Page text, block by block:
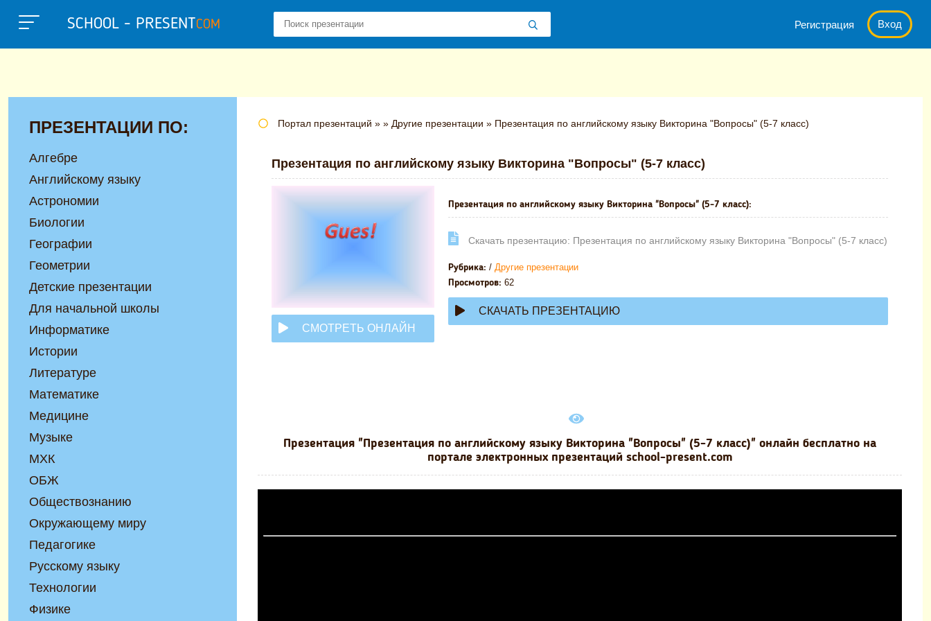
SCHOOL - PRESENTCOM Регистрация Вход
Портал презентаций » » Другие презентации » Презентация по английскому языку Викторина "Вопросы" (5-7 класс)
Презентация по английскому языку Викторина "Вопросы" (5-7 класс)
СМОТРЕТЬ ОНЛАЙН
Презентация по английскому языку Викторина "Вопросы" (5-7 класс):
Cкачать презентацию: Презентация по английскому языку Викторина "Вопросы" (5-7 класс)
Рубрика: / Другие презентации
Просмотров: 62
СКАЧАТЬ ПРЕЗЕНТАЦИЮ
Презентация "Презентация по английскому языку Викторина "Вопросы" (5-7 класс)" онлайн бесплатно на
портале электронных презентаций school-present.com
ПРЕЗЕНТАЦИИ ПО:
Алгебре
Английскому языку
Астрономии
Биологии
Географии
Геометрии
Детские презентации
Для начальной школы
Информатике
Истории
Литературе
Математике
Медицине
Музыке
МХК
ОБЖ
Обществознанию
Окружающему миру
Педагогике
Русскому языку
Технологии
Физике